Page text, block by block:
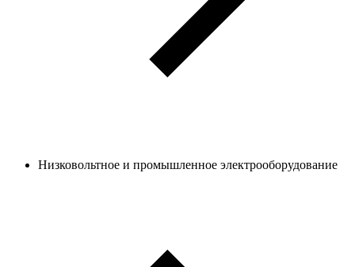
Низковольтное и промышленное электрооборудование